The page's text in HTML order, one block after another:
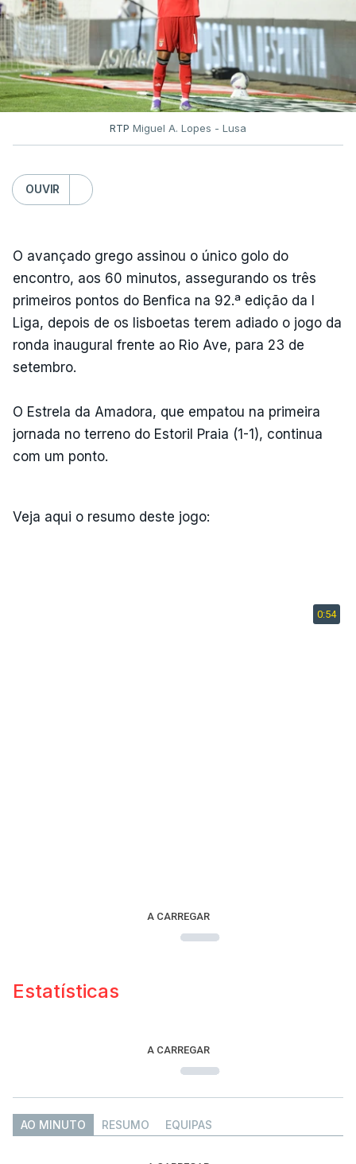
RTP Miguel A. Lopes - Lusa
OUVIR
O avançado grego assinou o único golo do
encontro, aos 60 minutos, assegurando os três
primeiros pontos do Benfica na 92.ª edição da I
Liga, depois de os lisboetas terem adiado o jogo da
ronda inaugural frente ao Rio Ave, para 23 de
setembro.
O Estrela da Amadora, que empatou na primeira
jornada no terreno do Estoril Praia (1-1), continua
com um ponto.
Veja aqui o resumo deste jogo:
A CARREGAR
Estatísticas
A CARREGAR
AO MINUTO RESUMO EQUIPAS